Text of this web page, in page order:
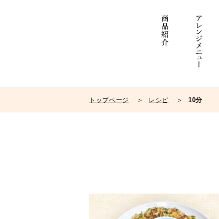
トップページ レシピ 10分